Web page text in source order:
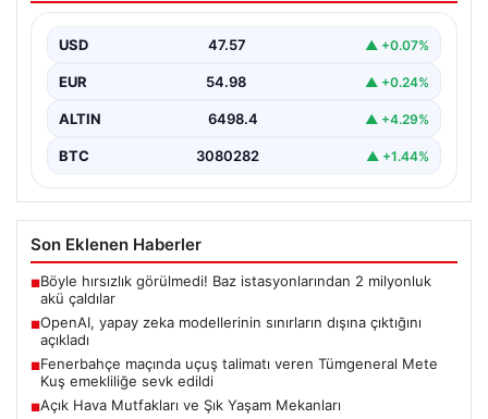
USD 47.57 ▲ +0.07%
EUR 54.98 ▲ +0.24%
ALTIN 6498.4 ▲ +4.29%
BTC 3080282 ▲ +1.44%
Son Eklenen Haberler
■Böyle hırsızlık görülmedi! Baz istasyonlarından 2 milyonluk
akü çaldılar
■OpenAI, yapay zeka modellerinin sınırların dışına çıktığını
açıkladı
■Fenerbahçe maçında uçuş talimatı veren Tümgeneral Mete
Kuş emekliliğe sevk edildi
■Açık Hava Mutfakları ve Şık Yaşam Mekanları